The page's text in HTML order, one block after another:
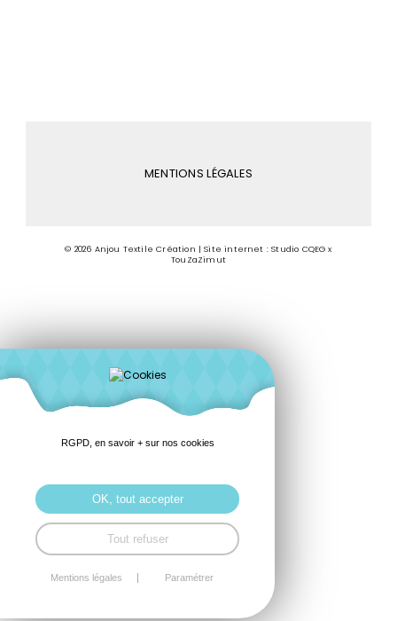
MENTIONS LÉGALES
© 2026 Anjou Textile Création | Site internet : Studio CQEG x
TouZaZimut
RGPD, en savoir + sur nos cookies
OK, tout accepter
Tout refuser
Mentions légales Paramétrer